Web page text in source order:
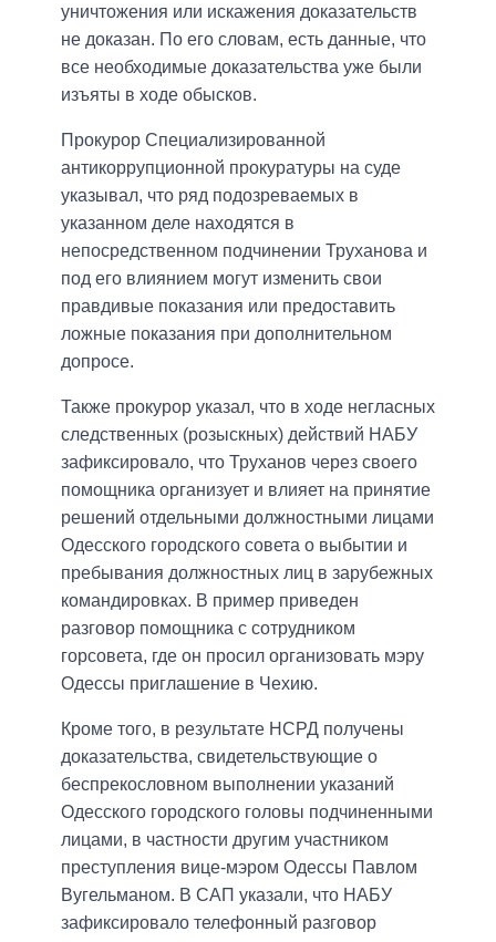
уничтожения или искажения доказательств
не доказан. По его словам, есть данные, что
все необходимые доказательства уже были
изъяты в ходе обысков.
Прокурор Специализированной
антикоррупционной прокуратуры на суде
указывал, что ряд подозреваемых в
указанном деле находятся в
непосредственном подчинении Труханова и
под его влиянием могут изменить свои
правдивые показания или предоставить
ложные показания при дополнительном
допросе.
Также прокурор указал, что в ходе негласных
следственных (розыскных) действий НАБУ
зафиксировало, что Труханов через своего
помощника организует и влияет на принятие
решений отдельными должностными лицами
Одесского городского совета о выбытии и
пребывания должностных лиц в зарубежных
командировках. В пример приведен
разговор помощника с сотрудником
горсовета, где он просил организовать мэру
Одессы приглашение в Чехию.
Кроме того, в результате НСРД получены
доказательства, свидетельствующие о
беспрекословном выполнении указаний
Одесского городского головы подчиненными
лицами, в частности другим участником
преступления вице-мэром Одессы Павлом
Вугельманом. В САП указали, что НАБУ
зафиксировало телефонный разговор